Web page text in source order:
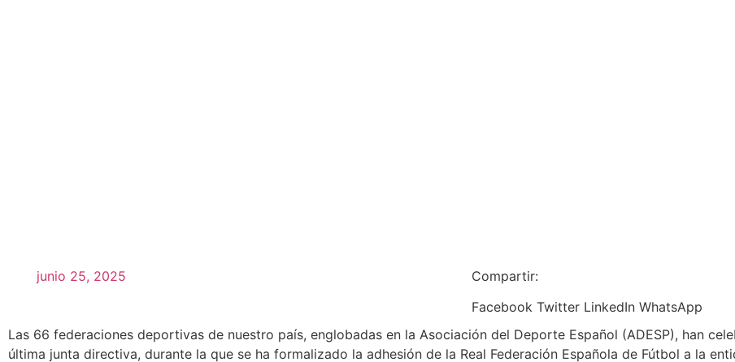
junio 25, 2025
Compartir:
Facebook Twitter LinkedIn WhatsApp
Las 66 federaciones deportivas de nuestro país, englobadas en la Asociación del Deporte Español (ADESP), han
última junta directiva, durante la que se ha formalizado la adhesión de la Real Federación Española de Fútbol a la